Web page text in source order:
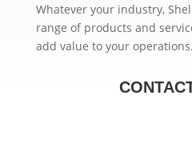
Whatever your industry,
range of products and
add value to your operations.